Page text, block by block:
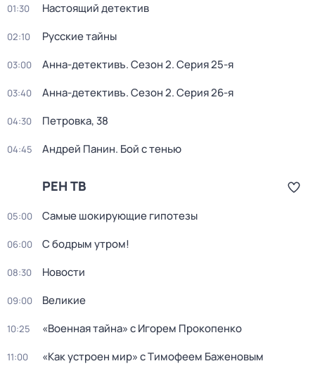
01:30 Настоящий детектив
02:10 Русские тайны
03:00 Анна-детективъ. Сезон 2. Серия 25-я
03:40 Анна-детективъ. Сезон 2. Серия 26-я
04:30 Петровка, 38
04:45 Андрей Панин. Бой с тенью
РЕН ТВ
05:00 Самые шoкиpующие гипотезы
06:00 С бодрым утром!
08:30 Новости
09:00 Великие
10:25 «Военная тайна» с Игорем Прокопенко
11:00 «Как устроен мир» с Тимофеем Баженовым